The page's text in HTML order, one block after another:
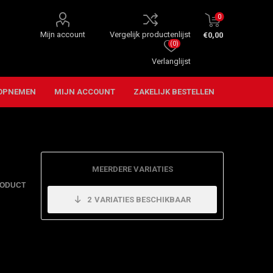
Mijn account Vergelijk productenlijst
Verlanglijst
(0)
0
€0,00
MIJN ACCOUNT ZAKELIJK BESTELLEN
MEERDERE VARIATIES
2 VARIATIES BESCHIKBAAR